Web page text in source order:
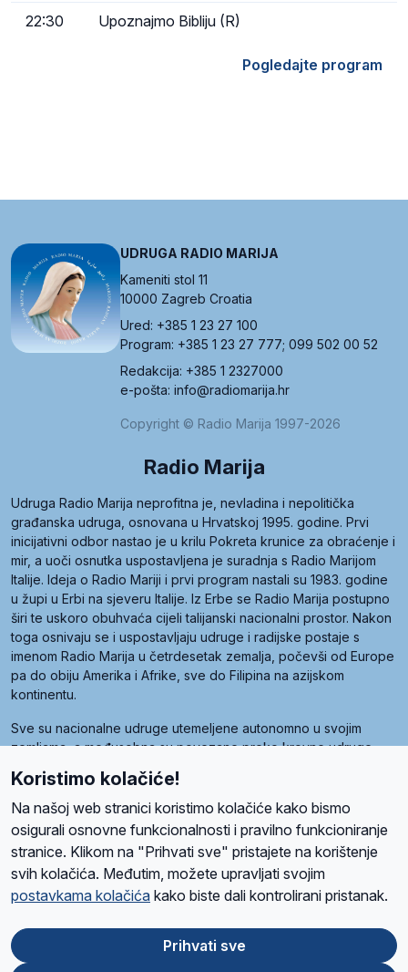
22:30 Upoznajmo Bibliju (R)
Pogledajte program
UDRUGA RADIO MARIJA
Kameniti stol 11
10000 Zagreb Croatia
Ured: +385 1 23 27 100
Program: +385 1 23 27 777; 099 502 00 52
Redakcija: +385 1 2327000
e-pošta: info@radiomarija.hr
Copyright © Radio Marija 1997-2026
Radio Marija
Udruga Radio Marija neprofitna je, nevladina i nepolitička
građanska udruga, osnovana u Hrvatskoj 1995. godine. Prvi
inicijativni odbor nastao je u krilu Pokreta krunice za obraćenje i
mir, a uoči osnutka uspostavljena je suradnja s Radio Marijom
Italije. Ideja o Radio Mariji i prvi program nastali su 1983. godine
u župi u Erbi na sjeveru Italije. Iz Erbe se Radio Marija postupno
širi te uskoro obuhvaća cijeli talijanski nacionalni prostor. Nakon
toga osnivaju se i uspostavljaju udruge i radijske postaje s
imenom Radio Marija u četrdesetak zemalja, počevši od Europe
pa do obiju Amerika i Afrike, sve do Filipina na azijskom
kontinentu.
Sve su nacionalne udruge utemeljene autonomno u svojim
zemljama, a međusobna su povezane preko krovne udruge
Radio Maria). Svjetsku obitelj utemeljilo je sedam članica, među
kojima je i hrvatska Udruga Radio Marija.
O namaRadio ProgramVolonteriPrijateljiKontaktPravila privatnosti
Ova stranica je zaštićena Google reCAPTCHA sustavom
Koristimo kolačiće!
Na našoj web stranici koristimo kolačiće kako bismo
osigurali osnovne funkcionalnosti i pravilno funkcioniranje
stranice. Klikom na "Prihvati sve" pristajete na korištenje
svih kolačića. Međutim, možete upravljati svojim
postavkama kolačića kako biste dali kontrolirani pristanak.
Prihvati sve